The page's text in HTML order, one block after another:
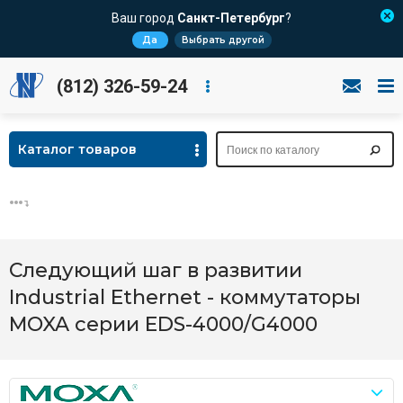
Ваш город Санкт-Петербург?
Да Выбрать другой
(812) 326-59-24
Каталог товаров
Следующий шаг в развитии
Industrial Ethernet - коммутаторы
MOXA серии EDS-4000/G4000